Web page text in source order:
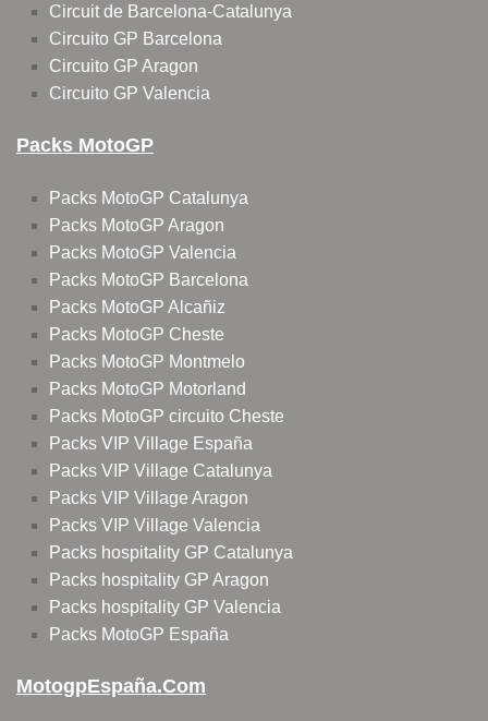
Circuit de Barcelona-Catalunya
Circuito GP Barcelona
Circuito GP Aragon
Circuito GP Valencia
Packs MotoGP
Packs MotoGP Catalunya
Packs MotoGP Aragon
Packs MotoGP Valencia
Packs MotoGP Barcelona
Packs MotoGP Alcañiz
Packs MotoGP Cheste
Packs MotoGP Montmelo
Packs MotoGP Motorland
Packs MotoGP circuito Cheste
Packs VIP Village España
Packs VIP Village Catalunya
Packs VIP Village Aragon
Packs VIP Village Valencia
Packs hospitality GP Catalunya
Packs hospitality GP Aragon
Packs hospitality GP Valencia
Packs MotoGP España
MotogpEspaña.com